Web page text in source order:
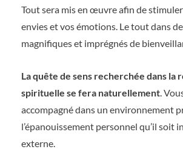
Tout sera mis en œuvre afin de
envies et vos émotions. Le tout dans
magnifiques et imprégnés de
La quête de sens recherchée dans la
spirituelle se fera naturellement.
accompagné dans un environnement
l’épanouissement personnel qu’il soit
externe.